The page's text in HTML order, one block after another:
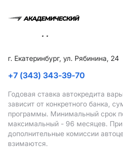
г. Екатеринбург, ул. Рябинина, 24
+7 (343) 343-39-70
Годовая ставка автокредита
зависит от конкретного банка,
программы. Минимальный срок
максимальный - 96 месяцев.
дополнительные комиссии
взимаются.